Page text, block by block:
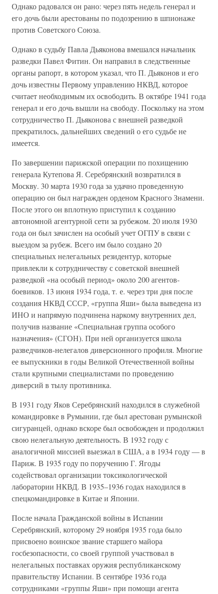
Однако радовался он рано: через пять недель генерал и
его дочь были арестованы по подозрению в шпионаже
против Советского Союза.
Однако в судьбу Павла Дьяконова вмешался начальник
разведки Павел Фитин. Он направил в следственные
органы рапорт, в котором указал, что П. Дьяконов и его
дочь известны Первому управлению НКВД, которое
считает необходимым их освободить. В октябре 1941 года
генерал и его дочь вышли на свободу. Поскольку на этом
сотрудничество П. Дьяконова с внешней разведкой
прекратилось, дальнейших сведений о его судьбе не
имеется.
По завершении парижской операции по похищению
генерала Кутепова Я. Серебрянский возвратился в
Москву. 30 марта 1930 года за удачно проведенную
операцию он был награжден орденом Красного Знамени.
После этого он вплотную приступил к созданию
автономной агентурной сети за рубежом. 20 июля 1930
года он был зачислен на особый учет ОГПУ в связи с
выездом за рубеж. Всего им было создано 20
специальных нелегальных резидентур, которые
привлекли к сотрудничеству с советской внешней
разведкой «на особый период» около 200 агентов-
боевиков. 13 июня 1934 года, т. е. через три дня после
создания НКВД СССР, «группа Яши» была выведена из
ИНО и напрямую подчинена наркому внутренних дел,
получив название «Специальная группа особого
назначения» (СГОН). При ней организуется школа
разведчиков-нелегалов диверсионного профиля. Многие
ее выпускники в годы Великой Отечественной войны
стали крупными специалистами по проведению
диверсий в тылу противника.
В 1931 году Яков Серебрянский находился в служебной
командировке в Румынии, где был арестован румынской
сигуранцей, однако вскоре был освобожден и продолжил
свою нелегальную деятельность. В 1932 году с
аналогичной миссией выезжал в США, а в 1934 году — в
Париж. В 1935 году по поручению Г. Ягоды
содействовал организации токсикологической
лаборатории НКВД. В 1935–1936 годах находился в
спецкомандировке в Китае и Японии.
После начала Гражданской войны в Испании
Серебрянский, которому 29 ноября 1935 года было
присвоено воинское звание старшего майора
госбезопасности, со своей группой участвовал в
нелегальных поставках оружия республиканскому
правительству Испании. В сентябре 1936 года
сотрудниками «группы Яши» при помощи агента